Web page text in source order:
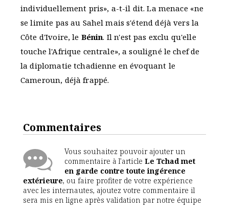
individuellement pris», a-t-il dit. La menace «ne
se limite pas au Sahel mais s'étend déjà vers la
Côte d'Ivoire, le Bénin. Il n'est pas exclu qu'elle
touche l'Afrique centrale», a souligné le chef de
la diplomatie tchadienne en évoquant le
Cameroun, déjà frappé.
Commentaires
Vous souhaitez pouvoir ajouter un
commentaire à l'article Le Tchad met
en garde contre toute ingérence
extérieure, ou faire profiter de votre expérience
avec les internautes, ajoutez votre commentaire il
sera mis en ligne après validation par notre équipe